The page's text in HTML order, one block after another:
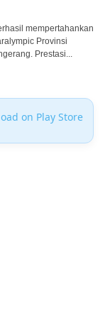
mempertahankan
Provinsi
Prestasi...